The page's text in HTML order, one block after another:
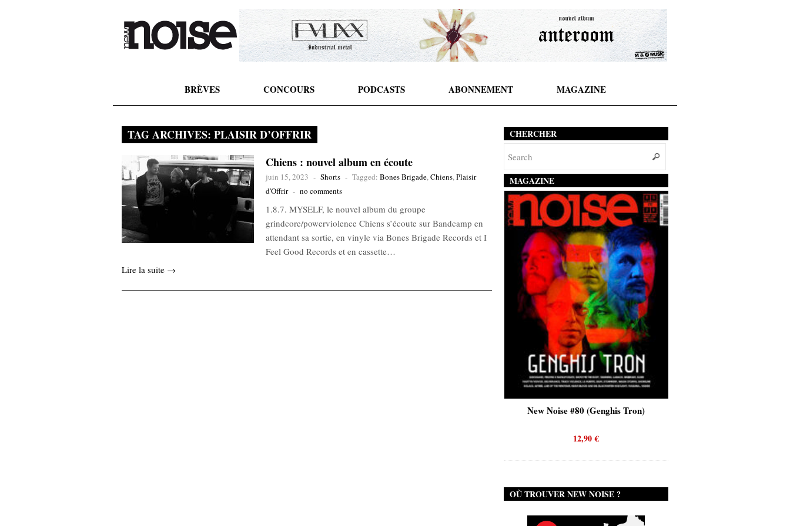
BRÈVES CONCOURS PODCASTS ABONNEMENT MAGAZINE
TAG ARCHIVES: PLAISIR D’OFFRIR
Chiens : nouvel album en écoute
juin 15, 2023 - Shorts - Tagged: Bones Brigade,Chiens,Plaisir
d'Offrir - no comments
1.8.7. MYSELF, le nouvel album du groupe
grindcore/powerviolence Chiens s’écoute sur Bandcamp en
attendant sa sortie, en vinyle via Bones Brigade Records et I
Feel Good Records et en cassette…
Lire la suite →
CHERCHER
MAGAZINE
New Noise #80 (Genghis Tron)
12,90€
OÙ TROUVER NEW NOISE ?